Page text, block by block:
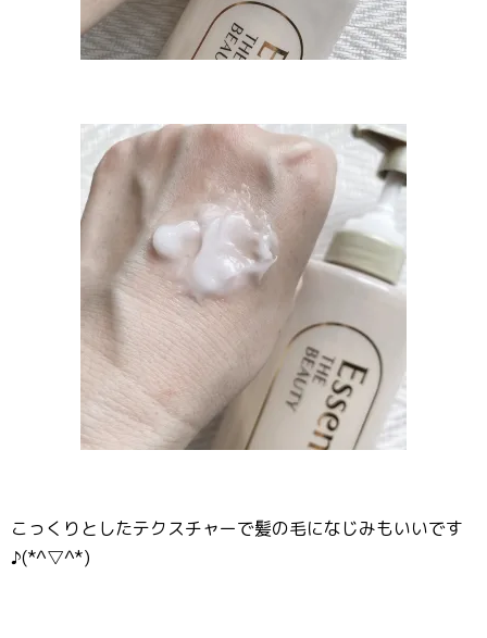
こっくりとしたテクスチャーで髪の毛になじみもいいです
♪(*^▽^*)